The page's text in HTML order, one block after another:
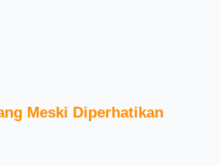
Meski Diperhatikan